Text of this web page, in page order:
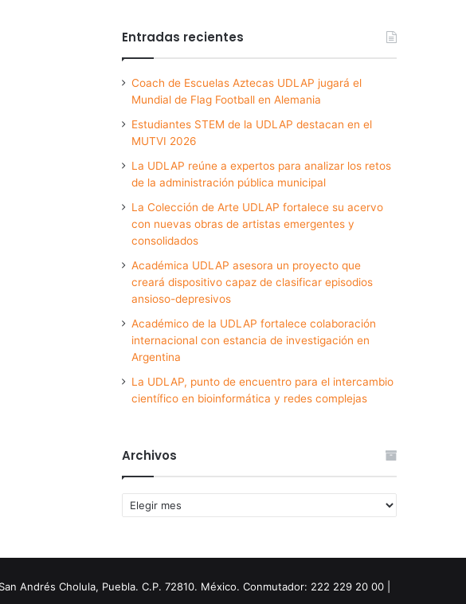
Entradas recientes
Coach de Escuelas Aztecas UDLAP jugará el
Mundial de Flag Football en Alemania
Estudiantes STEM de la UDLAP destacan en el
MUTVI 2026
La UDLAP reúne a expertos para analizar los retos
de la administración pública municipal
La Colección de Arte UDLAP fortalece su acervo
con nuevas obras de artistas emergentes y
consolidados
Académica UDLAP asesora un proyecto que
creará dispositivo capaz de clasificar episodios
ansioso-depresivos
Académico de la UDLAP fortalece colaboración
internacional con estancia de investigación en
Argentina
La UDLAP, punto de encuentro para el intercambio
científico en bioinformática y redes complejas
Archivos
Archivos
Andrés Cholula, Puebla. C.P. 72810. México. Conmutador: 222 229 20 00 |